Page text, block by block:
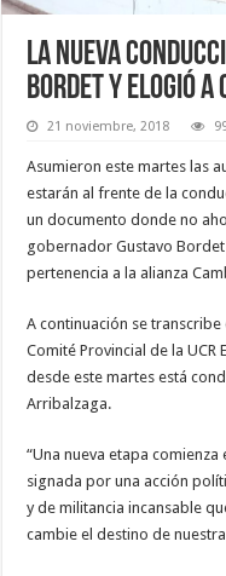
La nueva
Bordet y elogió a
21 noviembre, 2018
Asumieron este martes las
estarán al frente de la
un documento donde no
gobernador Gustavo
pertenencia a la alianza
A continuación se
Comité Provincial de la
desde este martes está
Arribalzaga.
“Una nueva etapa
signada por una acción
y de militancia incansable
cambie el destino de